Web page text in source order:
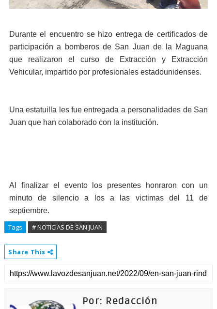
Durante el encuentro se hizo entrega de certificados de
participación a bomberos de San Juan de la Maguana
que realizaron el curso de Extracción y Extracción
Vehicular, impartido por profesionales estadounidenses.
Una estatuilla les fue entregada a personalidades de San
Juan que han colaborado con la institución.
Al finalizar el evento los presentes honraron con un
minuto de silencio a los a las victimas del 11 de
septiembre.
Tags # NOTICIAS DE SAN JUAN
Share This
Por: Redacción